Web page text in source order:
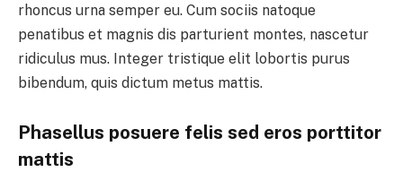
rhoncus urna semper eu. Cum sociis natoque
penatibus et magnis dis parturient montes, nascetur
ridiculus mus. Integer tristique elit lobortis purus
bibendum, quis dictum metus mattis.
Phasellus posuere felis sed eros porttitor
mattis